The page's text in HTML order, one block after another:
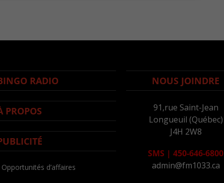
RADIO
PROPOS
Opportunités d’affaires
NOUS JOINDRE
91,rue Saint-Jean
Longueuil (Québec)
J4H 2W8
SMS | 450-646-6800
admin@fm1033.ca